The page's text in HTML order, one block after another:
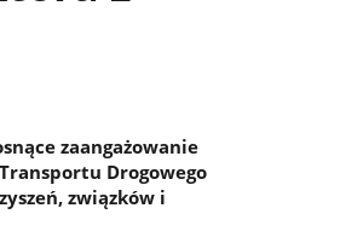
zaangażowanie
Drogowego
związków i